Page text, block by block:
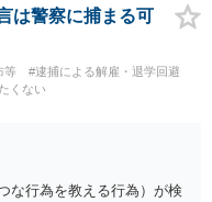
訴の可能性はありません。
不十分」か「嫌疑なし」で
は警察に捕まる可
等
#逮捕による解雇・退学回避
くない
行為を教える行為）が検